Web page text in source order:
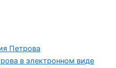
Петрова
в электронном виде